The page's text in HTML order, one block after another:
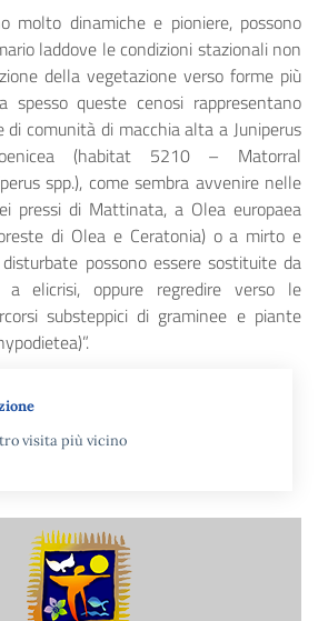
molto dinamiche e pioniere, possono
laddove le condizioni stazionali non
della vegetazione verso forme più
spesso queste cenosi rappresentano
comunità di macchia alta a Juniperus
(habitat 5210 – Matorral
spp.), come sembra avvenire nelle
pressi di Mattinata, a Olea europaea
di Olea e Ceratonia) o a mirto e
possono essere sostituite da
elicrisi, oppure regredire verso le
substeppici di graminee e piante
visita più vicino